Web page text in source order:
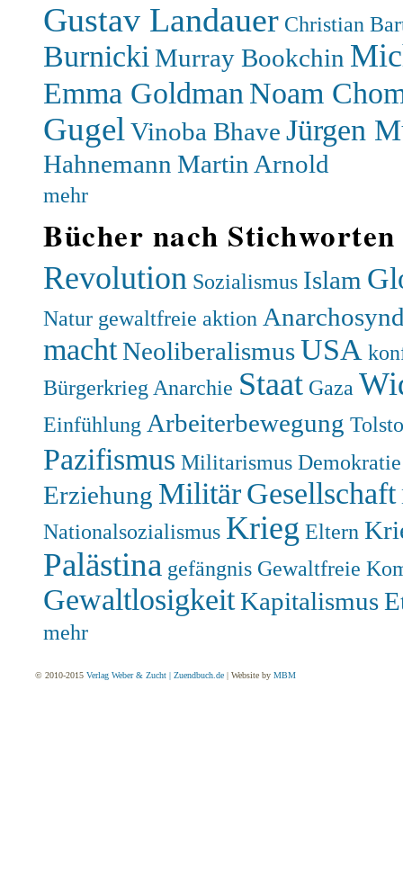
Gustav Landauer Christian
Burnicki Murray Bookchin
Emma Goldman Noam
Gugel Vinoba Bhave Jürgen
Hahnemann Martin Arnold
mehr
Bücher nach Stichworten
Revolution Sozialismus Islam
Natur gewaltfreie aktion
machtNeoliberalismusUSA
Bürgerkrieg Anarchie Staat Gaza
Einfühlung Arbeiterbewegung
Pazifismus Militarismus Demokratie
Erziehung MilitärGesellschaft
Nationalsozialismus Krieg Eltern
Palästina gefängnis Gewaltfreie
GewaltlosigkeitKapitalismus
mehr
© 2010-2015Verlag Weber & Zucht | Zuendbuch.de | Website byMBM